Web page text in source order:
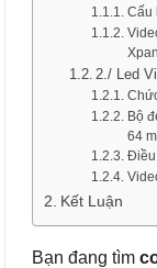
Cấu
2./ Led
Bộ
64
Điều
Kết Luận
Bạn đang tìm